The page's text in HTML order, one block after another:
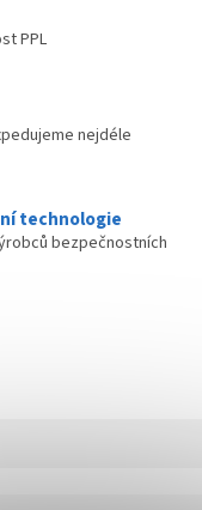
PPL
nejdéle
technologie
bezpečnostních